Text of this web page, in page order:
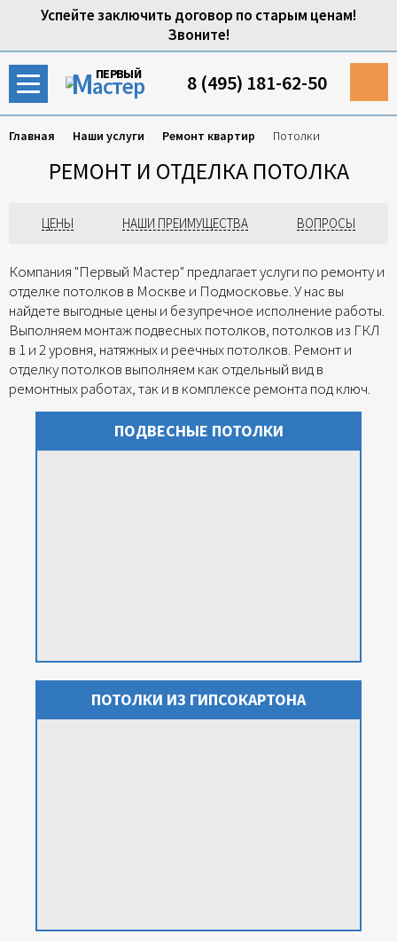
ПЕРВЫЙ
Мастер 8 (495) 181-62-50
Успейте заключить договор по старым ценам!
Звоните!
Главная Наши услуги Ремонт квартир Потолки
РЕМОНТ И ОТДЕЛКА ПОТОЛКА
ЦЕНЫ НАШИ ПРЕИМУЩЕСТВА ВОПРОСЫ
Компания "Первый Мастер" предлагает услуги по ремонту и
отделке потолков в Москве и Подмосковье. У нас вы
найдете выгодные цены и безупречное исполнение работы.
Выполняем монтаж подвесных потолков, потолков из ГКЛ
в 1 и 2 уровня, натяжных и реечных потолков. Ремонт и
отделку потолков выполняем как отдельный вид в
ремонтных работах, так и в комплексе ремонта под ключ.
ПОДВЕСНЫЕ ПОТОЛКИ
ПОТОЛКИ ИЗ ГИПСОКАРТОНА